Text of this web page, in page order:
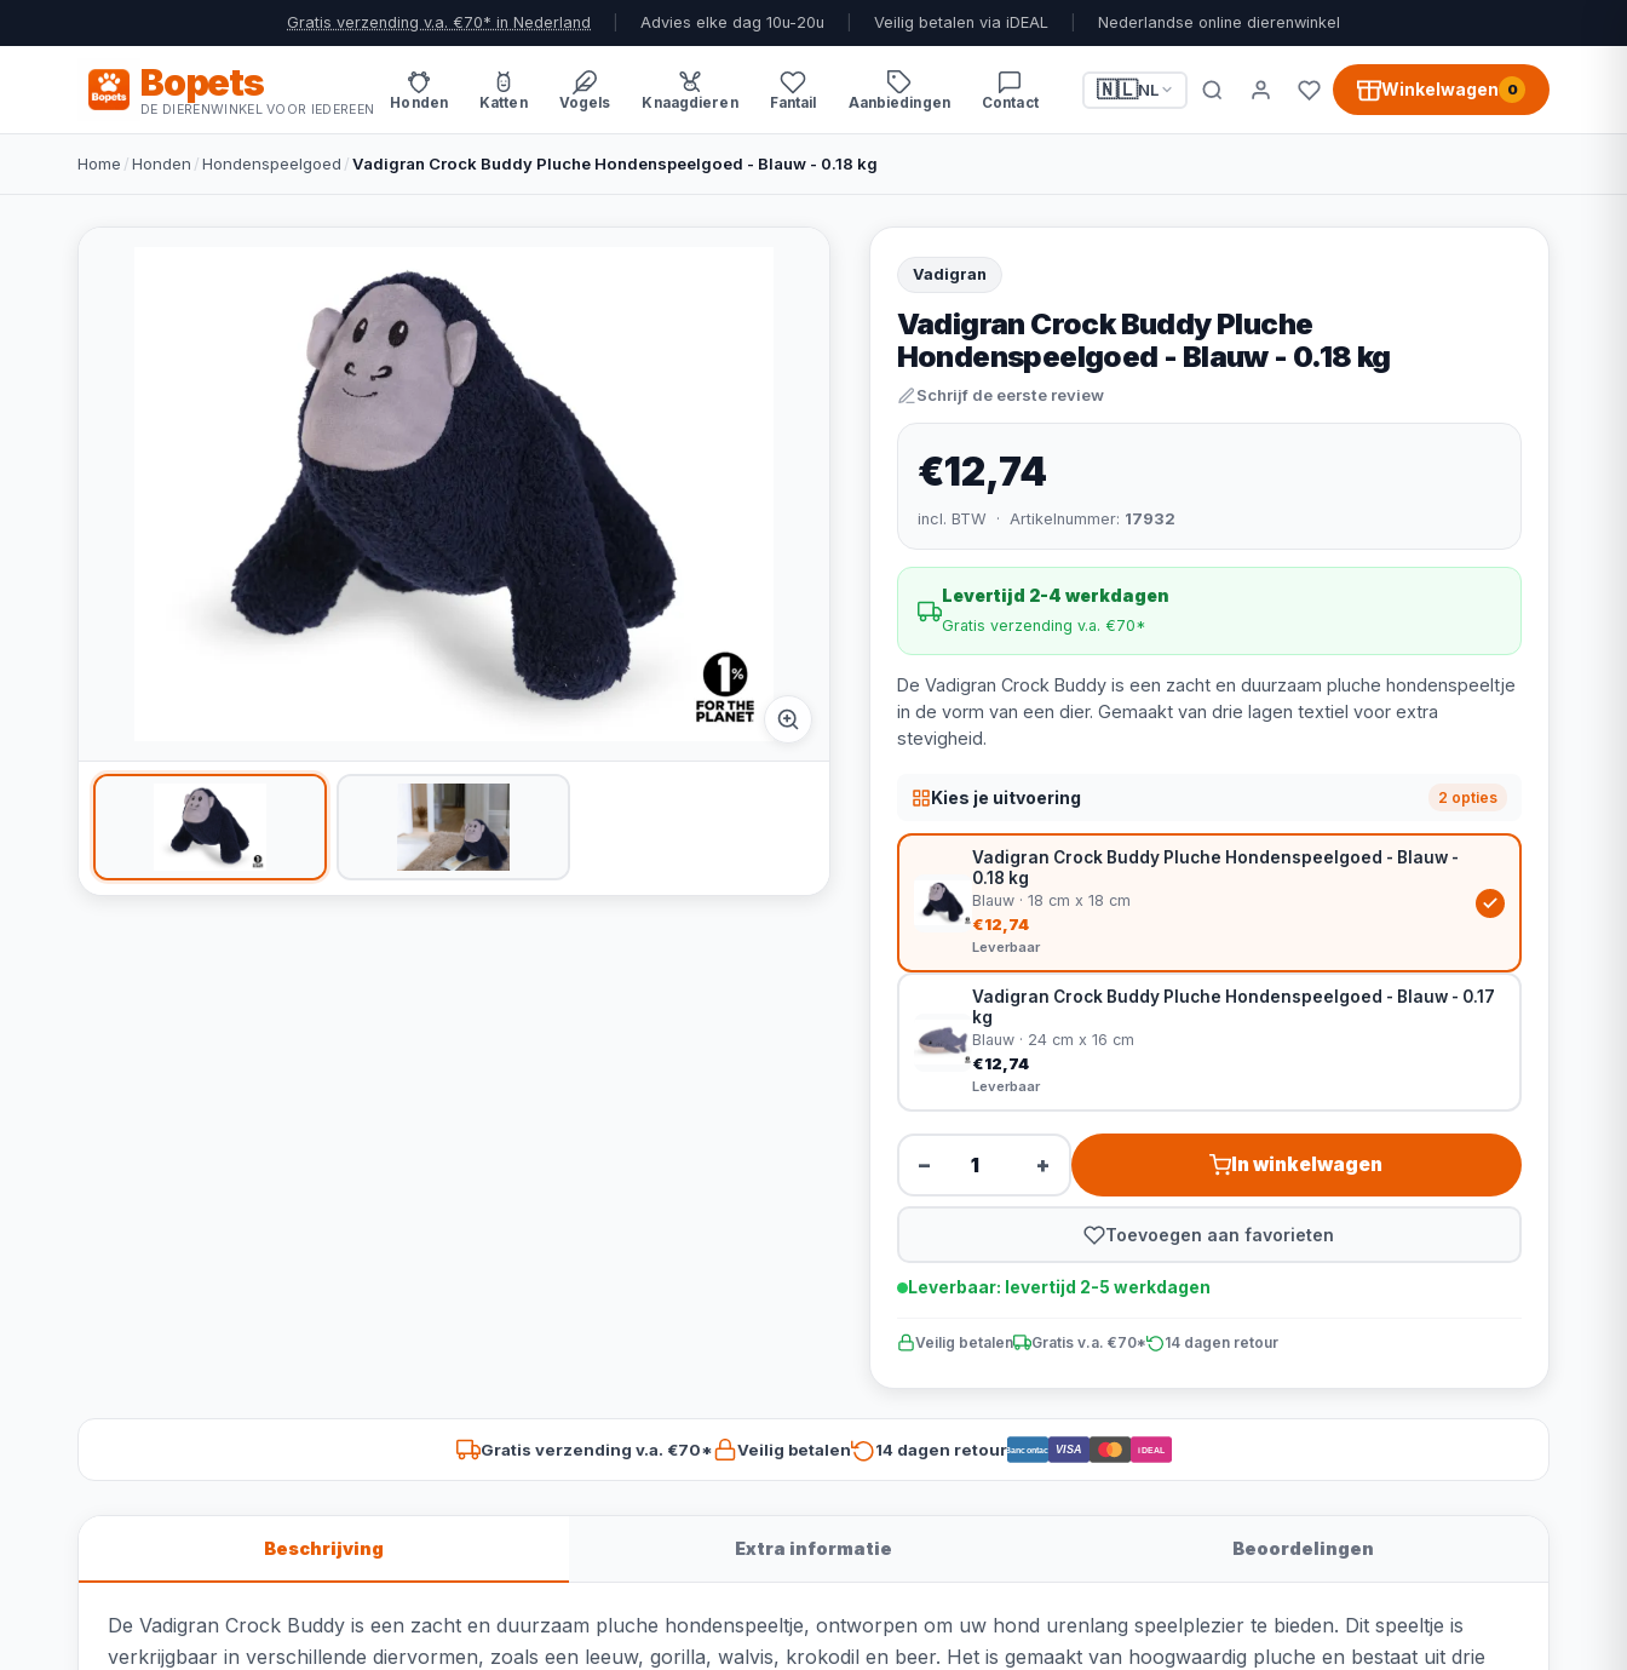
Gratis verzending v.a. €70* in Nederland Advies elke dag 10u-20u Veilig betalen via iDEAL Nederlandse online dierenwinkel
Bopets
DE DIERENWINKEL VOOR IEDEREEN Honden Katten Vogels Knaagdieren Fantail Aanbiedingen Contact
🇳🇱NL Winkelwagen 0
Home /Honden /Hondenspeelgoed /Vadigran Crock Buddy Pluche Hondenspeelgoed - Blauw - 0.18 kg
Vadigran
Vadigran Crock Buddy Pluche
Hondenspeelgoed - Blauw - 0.18 kg
Schrijf de eerste review
€12,74
incl. BTW · Artikelnummer: 17932
Levertijd 2-4 werkdagen
Gratis verzending v.a. €70*
De Vadigran Crock Buddy is een zacht en duurzaam pluche hondenspeeltje
in de vorm van een dier. Gemaakt van drie lagen textiel voor extra
stevigheid.
Kies je uitvoering 2 opties
Vadigran Crock Buddy Pluche Hondenspeelgoed - Blauw -
0.18 kg
Blauw · 18 cm x 18 cm
€12,74
Leverbaar
Vadigran Crock Buddy Pluche Hondenspeelgoed - Blauw - 0.17
kg
Blauw · 24 cm x 16 cm
€12,74
Leverbaar
− + In winkelwagen
Toevoegen aan favorieten
Leverbaar: levertijd 2-5 werkdagen
Veilig betalen Gratis v.a. €70* 14 dagen retour
Gratis verzending v.a. €70* Veilig betalen 14 dagen retourBancontact VISA iDEAL
Beschrijving Extra informatie Beoordelingen
De Vadigran Crock Buddy is een zacht en duurzaam pluche hondenspeeltje, ontworpen om uw hond urenlang speelplezier te bieden. Dit speeltje is
verkrijgbaar in verschillende diervormen, zoals een leeuw, gorilla, walvis, krokodil en beer. Het is gemaakt van hoogwaardig pluche en bestaat uit drie